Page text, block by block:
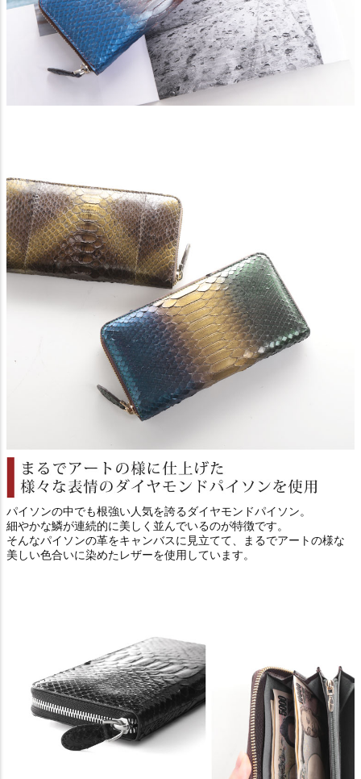
パイソンの中でも根強い人気を誇るダイヤモンドパイソン。
細やかな鱗が連続的に美しく並んでいるのが特徴です。
そんなパイソンの革をキャンバスに見立てて、まるでアートの様な
美しい色合いに染めたレザーを使用しています。